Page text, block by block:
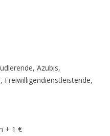
Azubis,
Freiwilligendienstleistende,
+ 1 €